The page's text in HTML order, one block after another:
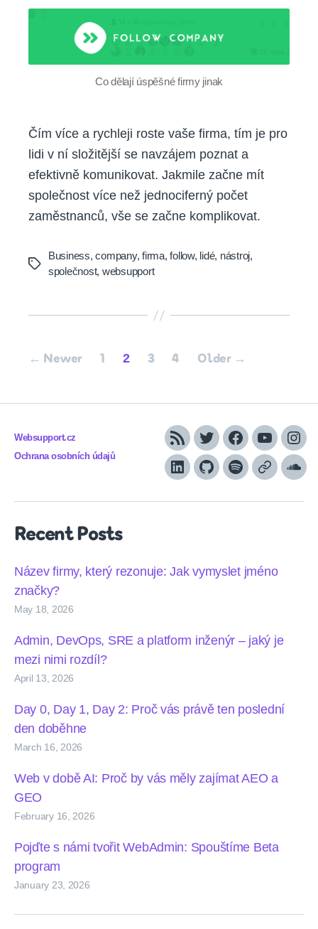
úspěšné
jinak
Co dělají úspěšné firmy jinak
Čím více a rychleji roste vaše firma, tím je pro
lidi v ní složitější se navzájem poznat a
efektivně komunikovat. Jakmile začne mít
společnost více než jednociferný počet
zaměstnanců, vše se začne komplikovat.
Tags
Business,company,firma,follow, lidé, nástroj,
společnost, websupport
Posts
← Newer 1 2 3 4 Older →
Websupport.cz
Ochrana osobních údajů
RSS TwitterFacebook
YouTube
LinkedInGithubSpotifyApple
Recent Posts
Název firmy, který rezonuje: Jak vymyslet jméno
značky?
May 18, 2026
Admin, DevOps, SRE a platform inženýr – jaký je
mezi nimi rozdíl?
April 13, 2026
Day 0, Day 1, Day 2: Proč vás právě ten poslední
den doběhne
March 16, 2026
Web v době AI: Proč by vás měly zajímat AEO a
GEO
February 16, 2026
Pojďte s námi tvořit WebAdmin: Spouštíme Beta
program
January 23, 2026